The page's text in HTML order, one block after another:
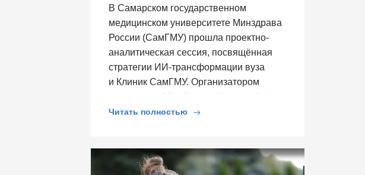
В Самарском государственном
медицинском университете Минздрава
России (СамГМУ) прошла проектно-
аналитическая сессия, посвящённая
стратегии ИИ-трансформации вуза
и Клиник СамГМУ. Организатором
Читать полностью